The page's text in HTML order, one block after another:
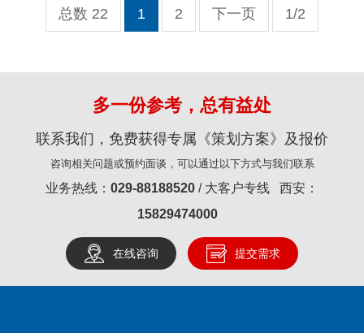
总数 22 1 2 下一页 1/2
多一份参考，总有益处
联系我们，免费获得专属《策划方案》及报价
咨询相关问题或预约面谈，可以通过以下方式与我们联系
业务热线： 029-88188520 / 大客户专线 西安：
15829474000
在线咨询 提交需求